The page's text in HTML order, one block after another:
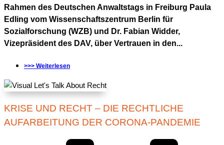
Rahmen des Deutschen Anwaltstags in Freiburg Paula
Edling vom Wissenschaftszentrum Berlin für
Sozialforschung (WZB) und Dr. Fabian Widder,
Vizepräsident des DAV, über Vertrauen in den...
>>> Weiterlesen
KRISE UND RECHT – DIE RECHTLICHE
AUFARBEITUNG DER CORONA-PANDEMIE